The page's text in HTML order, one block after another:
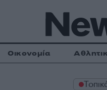
Οικονομία